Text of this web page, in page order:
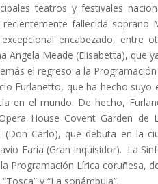
teatros y festivales
fallecida soprano
encabezado,
Angela Meade (Elisabetta), que
el regreso a la
Furlanetto, que ha hecho
en el mundo. De hecho,
House Covent Garden
(Don Carlo), que debuta en la
Faria (Gran Inquisidor). La
Programación Lírica coruñesa,
y “La sonámbula”.